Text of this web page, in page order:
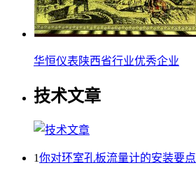
华恒仪表陕西省行业优秀企业
技术文章
1你对环室孔板流量计的安装要点